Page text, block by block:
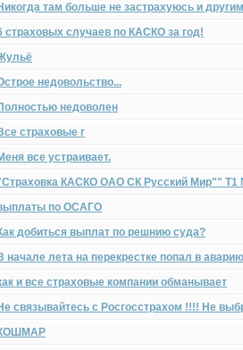
там больше не застрахуюсь и
страховых случаев по КАСКО за год!
недовольство...
недоволен
страховые г
все устраивает.
КАСКО ОАО СК Русский Мир"" Т1
по ОСАГО
добиться выплат по решнию суда?
начале лета на перекрестке попал в
и все страховые компании обманывает
связывайтесь с Росгосстрахом !!!! Не